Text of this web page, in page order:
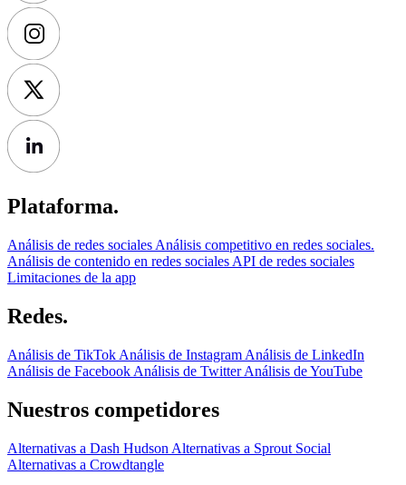
Plataforma.
Análisis de redes sociales Análisis competitivo en redes sociales.
Análisis de contenido en redes sociales API de redes sociales
Limitaciones de la app
Redes.
Análisis de TikTok Análisis de Instagram Análisis de LinkedIn
Análisis de Facebook Análisis de TwitterAnálisis de YouTube
Nuestros competidores
Alternativas a Dash Hudson Alternativas a Sprout Social
Alternativas a Crowdtangle